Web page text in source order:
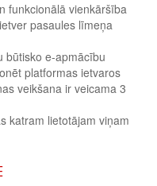
funkcionālā vienkāršība
pasaules līmeņa
būtisko e-apmācību
platformas ietvaros
veikšana ir veicama 3
katram lietotājam viņam